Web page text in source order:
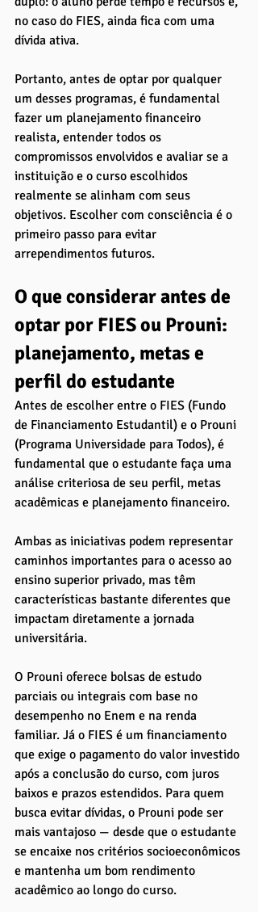
no caso do FIES, ainda fica com uma
dívida ativa.
Portanto, antes de optar por qualquer
um desses programas, é fundamental
fazer um planejamento financeiro
realista, entender todos os
compromissos envolvidos e avaliar se a
instituição e o curso escolhidos
realmente se alinham com seus
objetivos. Escolher com consciência é o
primeiro passo para evitar
arrependimentos futuros.
O que considerar antes de
optar por FIES ou Prouni:
planejamento, metas e
perfil do estudante
Antes de escolher entre o FIES (Fundo
de Financiamento Estudantil) e o Prouni
(Programa Universidade para Todos), é
fundamental que o estudante faça uma
análise criteriosa de seu perfil, metas
acadêmicas e planejamento financeiro.
Ambas as iniciativas podem representar
caminhos importantes para o acesso ao
ensino superior privado, mas têm
características bastante diferentes que
impactam diretamente a jornada
universitária.
O Prouni oferece bolsas de estudo
parciais ou integrais com base no
desempenho no Enem e na renda
familiar. Já o FIES é um financiamento
que exige o pagamento do valor investido
após a conclusão do curso, com juros
baixos e prazos estendidos. Para quem
busca evitar dívidas, o Prouni pode ser
mais vantajoso — desde que o estudante
se encaixe nos critérios socioeconômicos
e mantenha um bom rendimento
acadêmico ao longo do curso.